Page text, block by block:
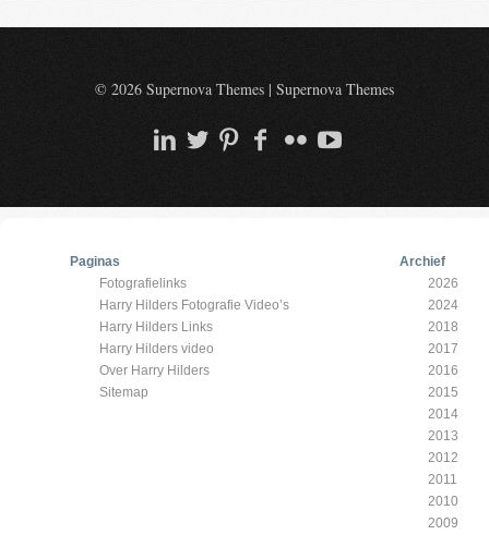
© 2026 Supernova Themes | Supernova Themes
Paginas
Fotografielinks
Harry Hilders Fotografie Video’s
Harry Hilders Links
Harry Hilders video
Over Harry Hilders
Sitemap
Archief
2026
2024
2018
2017
2016
2015
2014
2013
2012
2011
2010
2009